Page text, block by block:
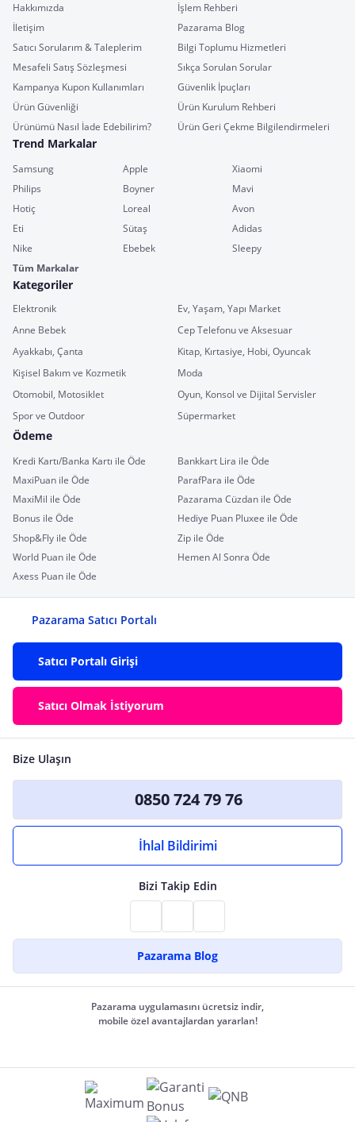
Hakkımızda
İşlem Rehberi
İletişim
Pazarama Blog
Satıcı Sorularım & Taleplerim
Bilgi Toplumu Hizmetleri
Mesafeli Satış Sözleşmesi
Sıkça Sorulan Sorular
Kampanya Kupon Kullanımları
Güvenlik İpuçları
Ürün Güvenliği
Ürün Kurulum Rehberi
Ürünümü Nasıl İade Edebilirim?
Ürün Geri Çekme Bilgilendirmeleri
Trend Markalar
Samsung Apple
Xiaomi
Philips
Boyner
Mavi
Hotiç
Loreal
Avon
Eti
Sütaş
Adidas
Nike
Ebebek
Sleepy
Tüm Markalar
Kategoriler
Elektronik
Ev, Yaşam, Yapı Market
Anne Bebek
Cep Telefonu ve Aksesuar
Ayakkabı, Çanta
Kitap, Kırtasiye, Hobi, Oyuncak
Kişisel Bakım ve Kozmetik
Moda
Otomobil, Motosiklet
Oyun, Konsol ve Dijital Servisler
Spor ve Outdoor
Süpermarket
Ödeme
Kredi Kartı/Banka Kartı ile Öde
Bankkart Lira ile Öde
MaxiPuan ile Öde
ParafPara ile Öde
MaxiMil ile Öde
Pazarama Cüzdan ile Öde
Bonus ile Öde
Hediye Puan Pluxee ile Öde
Shop&Fly ile Öde
Zip ile Öde
World Puan ile Öde
Hemen Al Sonra Öde
Axess Puan ile Öde
Pazarama Satıcı Portalı
Satıcı Portalı Girişi
Satıcı Olmak İstiyorum
Bize Ulaşın
0850 724 79 76
İhlal Bildirimi
Bizi Takip Edin
Pazarama Blog
Pazarama uygulamasını ücretsiz indir,
mobile özel avantajlardan yararlan!